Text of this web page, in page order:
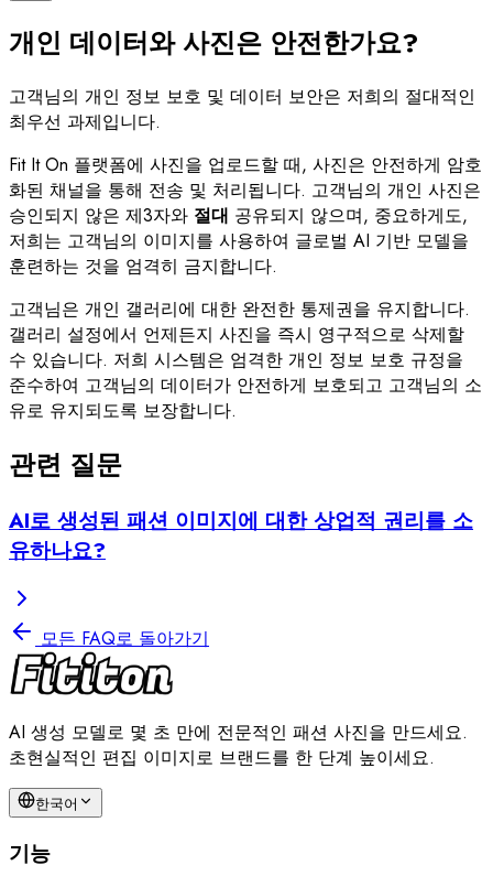
개인 데이터와 사진은 안전한가요?
고객님의 개인 정보 보호 및 데이터 보안은 저희의 절대적인
최우선 과제입니다.
Fit It On 플랫폼에 사진을 업로드할 때, 사진은 안전하게 암호
화된 채널을 통해 전송 및 처리됩니다. 고객님의 개인 사진은
승인되지 않은 제3자와 절대 공유되지 않으며, 중요하게도,
저희는 고객님의 이미지를 사용하여 글로벌 AI 기반 모델을
훈련하는 것을 엄격히 금지합니다.
고객님은 개인 갤러리에 대한 완전한 통제권을 유지합니다.
갤러리 설정에서 언제든지 사진을 즉시 영구적으로 삭제할
수 있습니다. 저희 시스템은 엄격한 개인 정보 보호 규정을
준수하여 고객님의 데이터가 안전하게 보호되고 고객님의 소
유로 유지되도록 보장합니다.
관련 질문
AI로 생성된 패션 이미지에 대한 상업적 권리를 소
유하나요?
모든 FAQ로 돌아가기
AI 생성 모델로 몇 초 만에 전문적인 패션 사진을 만드세요.
초현실적인 편집 이미지로 브랜드를 한 단계 높이세요.
한국어
기능